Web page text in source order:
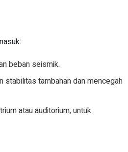
beban seismik.
stabilitas tambahan dan mencegah
atau auditorium, untuk